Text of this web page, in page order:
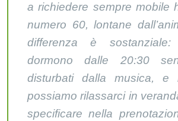
a richiedere sempre mobile
numero 60, lontane
differenza è
dormono dalle 20:30
disturbati dalla musica, e
possiamo rilassarci in
specificare nella